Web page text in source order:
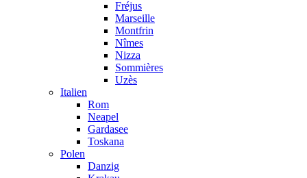
Fréjus
Marseille
Montfrin
Nîmes
Nizza
Sommières
Uzès
Italien
Rom
Neapel
Gardasee
Toskana
Polen
Danzig